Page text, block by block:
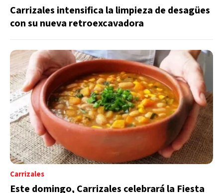
Carrizales intensifica la limpieza de desagües
con su nueva retroexcavadora
Carrizales
Este domingo, Carrizales celebrará la Fiesta